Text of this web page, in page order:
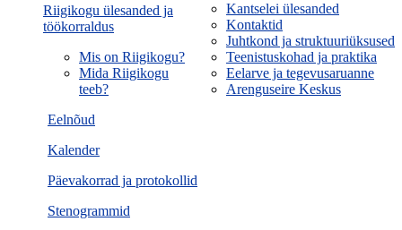
Kantselei ülesanded
Kontaktid
Juhtkond ja struktuuriüksused
Teenistuskohad ja praktika
Eelarve ja tegevusaruanne
Arenguseire Keskus
Eelnõud
Kalender
Päevakorrad ja protokollid
Stenogrammid
Riigikogu ülesanded ja
töökorraldus
Mis on Riigikogu?
Mida Riigikogu
teeb?